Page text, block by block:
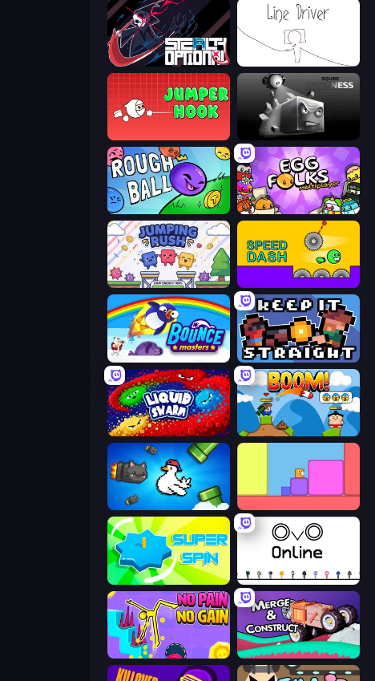
Stealth Optional
Sqube Darkness
Rough Ball Egg Folks Multiplayer
Jumping Rush
Bouncemasters Keep It Straight
Liquid Swarm Boom!
Honk
Super Spin OvO.io
No Pain No Gain - Ragdoll Sandbox Merge & Construct